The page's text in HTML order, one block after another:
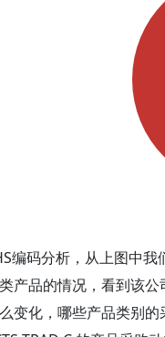
编码分析，从上图中我
产品的情况，看到该
变化，哪些产品类别的